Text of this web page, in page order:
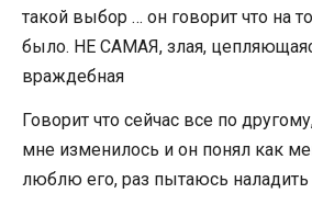
такой выбор … он говорит что на
было. НЕ САМАЯ, злая,
враждебная
Говорит что сейчас все по
мне изменилось и он понял как
люблю его, раз пытаюсь наладить